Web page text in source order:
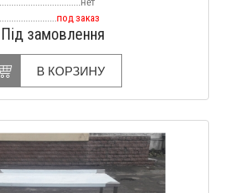
под заказ
Під замовлення
В КОРЗИНУ